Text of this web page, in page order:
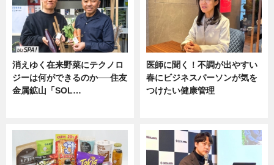
消えゆく在来野菜にテクノロ
ジーは何ができるのか──住友
金属鉱山「SOL…
医師に聞く！不調が出やすい
春にビジネスパーソンが気を
つけたい健康管理